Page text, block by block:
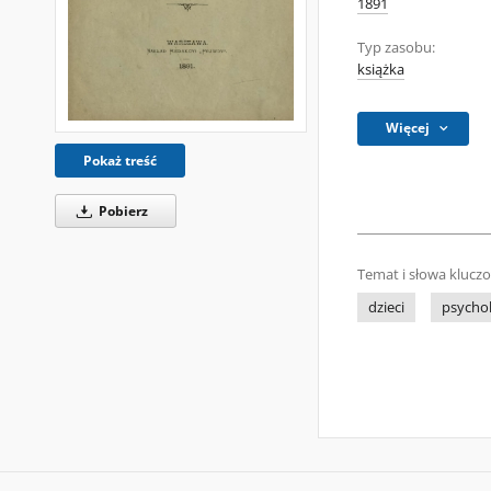
Pokaż treść
Pobierz
1891
Typ zasobu:
książka
Więcej
Temat i słowa
dzieci